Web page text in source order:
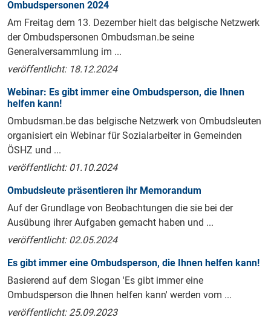
Ombudspersonen 2024
Am Freitag dem 13. Dezember hielt das belgische Netzwerk
der Ombudspersonen Ombudsman.be seine
Generalversammlung im ...
veröffentlicht: 18.12.2024
Webinar: Es gibt immer eine Ombudsperson, die Ihnen
helfen kann!
Ombudsman.be das belgische Netzwerk von Ombudsleuten
organisiert ein Webinar für Sozialarbeiter in Gemeinden
ÖSHZ und ...
veröffentlicht: 01.10.2024
Ombudsleute präsentieren ihr Memorandum
Auf der Grundlage von Beobachtungen die sie bei der
Ausübung ihrer Aufgaben gemacht haben und ...
veröffentlicht: 02.05.2024
Es gibt immer eine Ombudsperson, die Ihnen helfen kann!
Basierend auf dem Slogan 'Es gibt immer eine
Ombudsperson die Ihnen helfen kann' werden vom ...
veröffentlicht: 25.09.2023